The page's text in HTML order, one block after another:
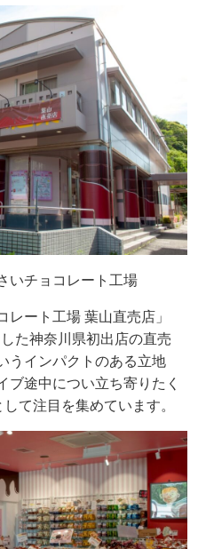
いチョコレート工場
レート工場 葉山直売店」
た神奈川県初出店の直売
うインパクトのある立地
ブ途中につい立ち寄りたく
て注目を集めています。